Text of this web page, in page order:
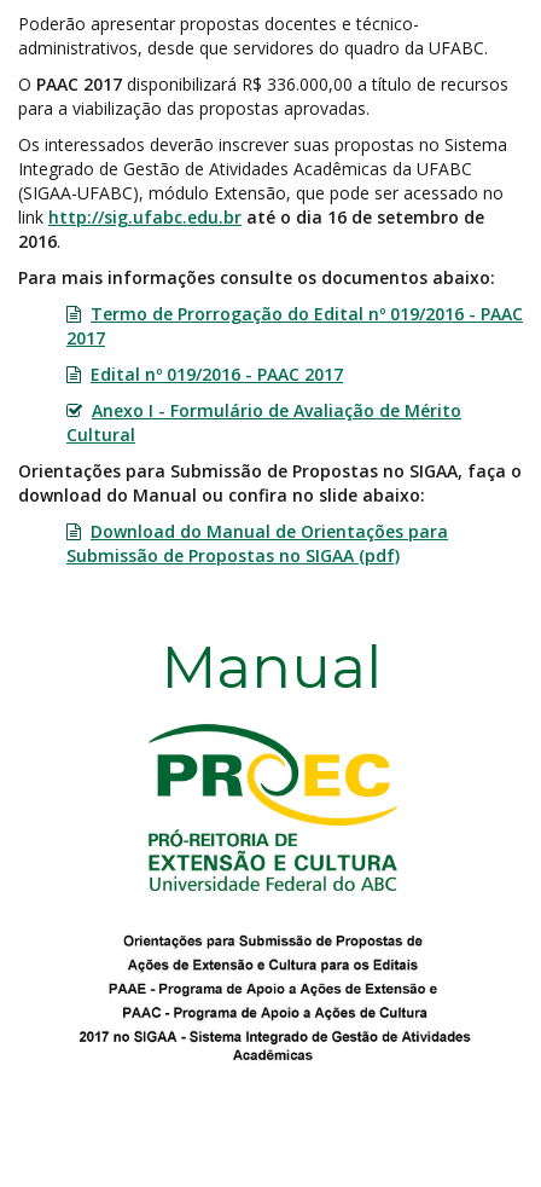
Poderão apresentar propostas docentes e técnico-
administrativos, desde que servidores do quadro da UFABC.
O PAAC 2017 disponibilizará R$ 336.000,00 a título de recursos
para a viabilização das propostas aprovadas.
Os interessados deverão inscrever suas propostas no Sistema
Integrado de Gestão de Atividades Acadêmicas da UFABC
(SIGAA-UFABC), módulo Extensão, que pode ser acessado no
link http://sig.ufabc.edu.br até o dia 16 de setembro de
2016.
Para mais informações consulte os documentos abaixo:
Termo de Prorrogação do Edital nº 019/2016 - PAAC
2017
Edital nº 019/2016 - PAAC 2017
Anexo I - Formulário de Avaliação de Mérito
Cultural
Orientações para Submissão de Propostas no SIGAA, faça o
download do Manual ou confira no slide abaixo:
Download do Manual de Orientações para
Submissão de Propostas no SIGAA (pdf)
Manual